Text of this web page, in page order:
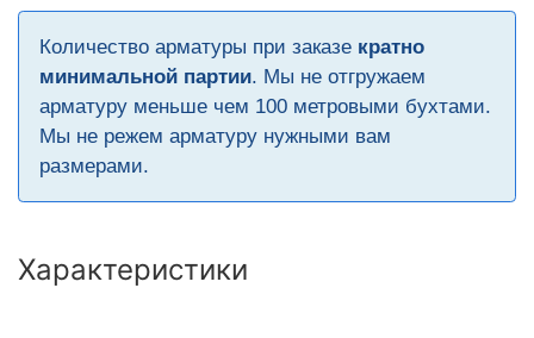
Количество арматуры при заказе кратно
минимальной партии. Мы не отгружаем
арматуру меньше чем 100 метровыми бухтами.
Мы не режем арматуру нужными вам
размерами.
Характеристики